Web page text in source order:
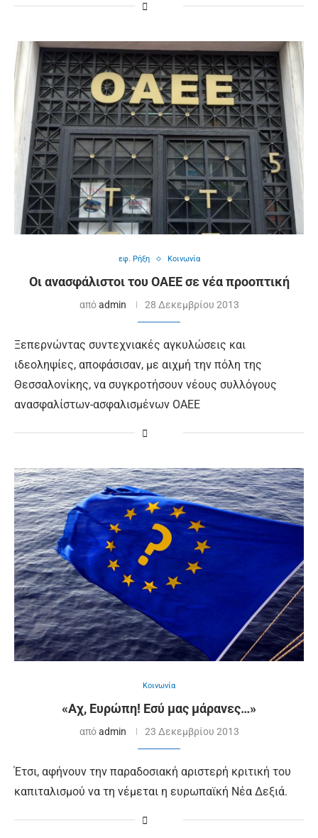
εφ. Ρήξη Κοινωνία
Οι ανασφάλιστοι του ΟΑΕΕ σε νέα προοπτική
απόadmin 28 Δεκεμβρίου 2013
Ξεπερνώντας συντεχνιακές αγκυλώσεις και
ιδεοληψίες, αποφάσισαν, με αιχμή την πόλη της
Θεσσαλονίκης, να συγκροτήσουν νέους συλλόγους
ανασφαλίστων-ασφαλισμένων ΟΑΕΕ
Κοινωνία
«Αχ, Ευρώπη! Εσύ μας μάρανες…»
απόadmin 23 Δεκεμβρίου 2013
Έτσι, αφήνουν την παραδοσιακή αριστερή κριτική του
καπιταλισμού να τη νέμεται η ευρωπαϊκή Νέα Δεξιά.